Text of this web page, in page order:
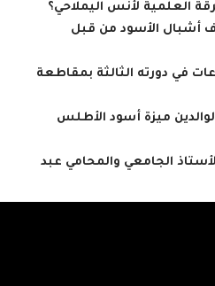
العلمية لأنس اليملاحي؟
أشبال الأسود من قبل
في دورته الثالثة بمقاطعة
ميزة أسود الأطلس
الجامعي والمحامي عبد